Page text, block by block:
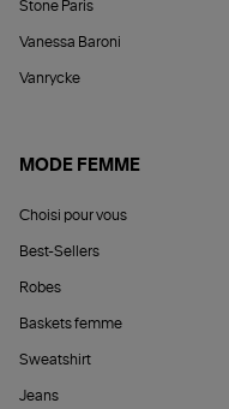
Stone Paris
Vanessa Baroni
Vanrycke
MODE FEMME
Choisi pour vous
Best-Sellers
Robes
Baskets femme
Sweatshirt
Jeans